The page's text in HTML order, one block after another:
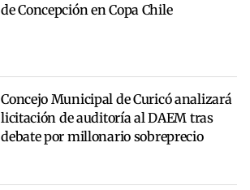
de Concepción en Copa Chile
Concejo Municipal de Curicó analizará
licitación de auditoría al DAEM tras
debate por millonario sobreprecio